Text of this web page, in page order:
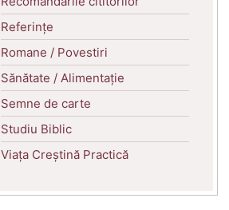
Referințe
Romane / Povestiri
Sănătate / Alimentație
Semne de carte
Studiu Biblic
Viața Creștină Practică